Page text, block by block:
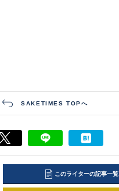
SAKETIMES TOPへ
このライターの記事一覧